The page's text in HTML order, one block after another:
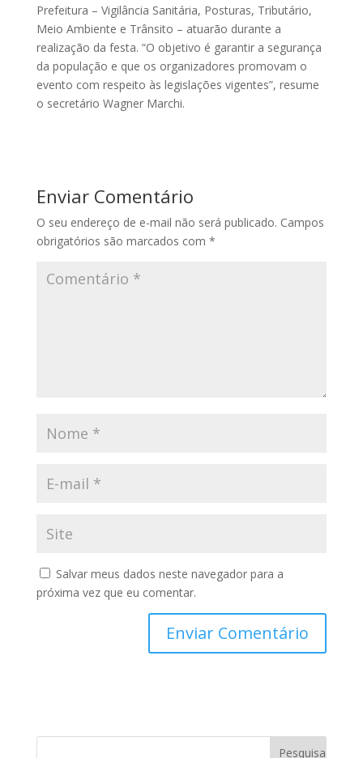
Prefeitura – Vigilância Sanitária, Posturas, Tributário,
Meio Ambiente e Trânsito – atuarão durante a
realização da festa. “O objetivo é garantir a segurança
da população e que os organizadores promovam o
evento com respeito às legislações vigentes”, resume
o secretário Wagner Marchi.
Enviar Comentário
O seu endereço de e-mail não será publicado. Campos
obrigatórios são marcados com *
Salvar meus dados neste navegador para a
próxima vez que eu comentar.